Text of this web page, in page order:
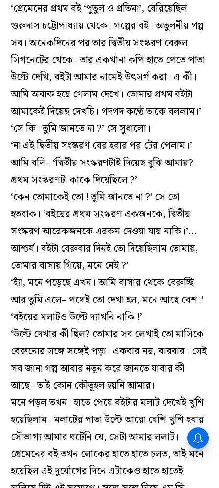
‘প্রেমেনের প্রথম বই ‘পুতুল ও প্রতিমা’, বেরিয়েছিল
গুরুদাস চট্টোপাধ্যায় থেকে। গল্পের বই। অতুলনীয় গল্প
সব। অনেকদিনের পর তার দ্বিতীয় সংস্করণ বেরুল
সিগনেটের থেকে। তার একখানা কপি হাতে পেতে পাতা
উল্টে দেখি, বইটা আমার নামেই উৎসর্গ করা। এ কী।
আমি অবাক হয়ে গেলাম দেখে। তোমার প্রথম বইটা
আমাকেই দিয়েছ দেখচি। গদগদ কণ্ঠে তাকে বললাম।’
‘সে কি। তুমি জানতে না ?’ সে সুধালো।
‘না এই দ্বিতীয় সংস্করণ বের হবার পর টের পেলাম।’
আমি বলি– ‘দ্বিতীয় সংস্করণটাই দিয়েছ বুঝি আমায়?
প্রথম সংস্করণটা কাকে দিয়েছিলে ?’
‘কেন তোমাকেই তো ! তুমি জানতে না ?’ সে তো
হতবাক। ‘বইয়ের প্রথম সংস্করণ একজনকে, দ্বিতীয়
সংস্করণ আরেকজনকে এরকম দেওয়া যায় নাকি।’…
আশ্চর্য। বইটা বেরুবার দিনই তো দিয়েছিলাম তোমায়,
তোমার বাসায় গিয়ে, মনে নেই ?’
‘হ্যাঁ, মনে পড়েছে এখন। আমি বাসার থেকে বেরুচ্ছি
আর তুমি এলে– পথেই তো দেখা হল, মনে আছে বেশ।’
‘বইয়ের মলাটও উল্টে দ্যাখনি নাকি !’
‘উল্টে দেখার কী ছিল? তোমার সব লেখাই তো মাসিকে
বেরুনোর সঙ্গে সঙ্গেই পড়া। একবার নয়, বারবার। সেই
সব জানা গল্প আবার নতুন করে জানতে যাবার কী
আছে– তাই কোন কৌতূহল হয়নি আমার।
মনে পড়ল তখন। হাতে পেয়ে বইটার মলাট দেখেই খুশি
হয়েছিলাম। মলাটের পাতা উল্টে আরো বেশি খুশি হবার
সৌভাগ্য আমার ঘটেনি যে, সেটা আমার ললাট।
প্রেমেনের বই তখন লোকের হাতে হাতে চলত, তাই মনে
হয়েছিল এই দুর্যোগের দিনে এটাকেও হাতে হাতেই